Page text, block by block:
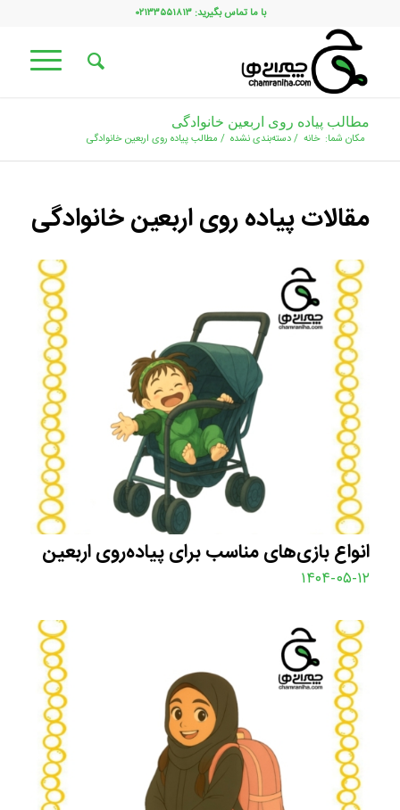
با ما تماس بگیرید: ۰۲۱۳۳۵۵۱۸۱۳
مطالب پیاده روی اربعین خانوادگی
مکان شما: خانه /دسته‌بندی نشده / مطالب پیاده روی اربعین خانوادگی
مقالات پیاده روی اربعین خانوادگی
انواع بازی‌های مناسب برای پیاده‌روی اربعین
۱۴۰۴-۰۵-۱۲